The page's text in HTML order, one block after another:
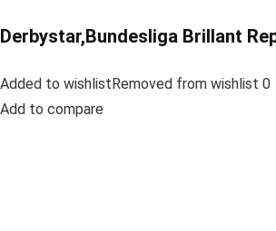
Derbystar,Bundesliga Brillant
Added to wishlistRemoved from wishlist 0
Add to compare